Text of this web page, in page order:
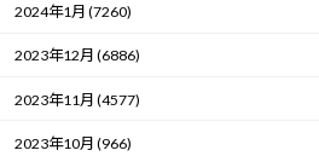
2024年1月 (7260)
2023年12月 (6886)
2023年11月 (4577)
2023年10月 (966)